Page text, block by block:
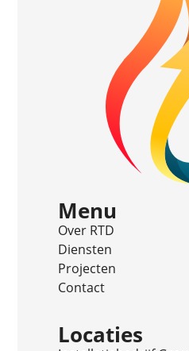
Menu
Over RTD
Diensten
Projecten
Contact
Locaties